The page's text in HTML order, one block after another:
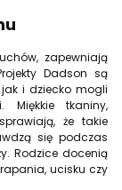
zapewniają
Dadson są
i dziecko mogli
Miękkie tkaniny,
że takie
się podczas
Rodzice docenią
ucisku czy